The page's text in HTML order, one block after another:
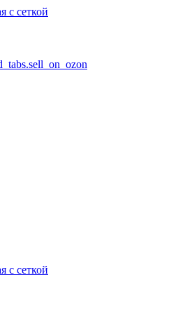
с сеткой
с сеткой